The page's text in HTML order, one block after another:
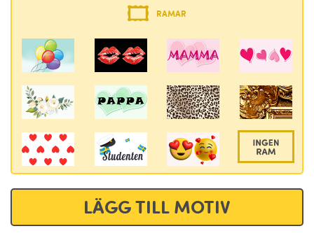
RAMAR
LÄGG TILL MOTIV